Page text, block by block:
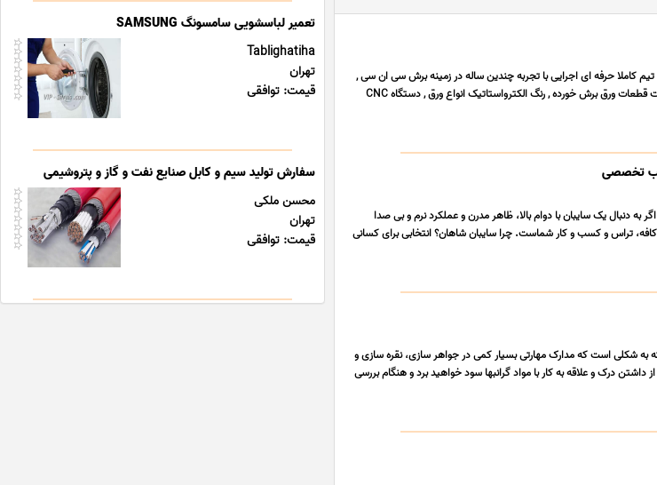
کاملا حرفه ای اجرایی با تجربه چندین ساله در زمینه برش سی ان سی ,
برش لیزری , برش لیزری قطعه با ابعاد میلیمتری , سندبلاست قطعات ورق برش خورده , رنگ الکترواستاتیک انواع ورق , دستگاه CNC
تخصصی
دنبال یک سایبان با دوام بالا، ظاهر مدرن و عملکرد نرم و بی صدا
تراس و کسب و کار شماست. چرا سایبان شاهان؟ انتخابی برای کسانی
به شکلی است که مدارک مهارتی بسیار کمی در جواهر سازی، نقره سازی و
داشتن درک و علاقه به کار با مواد گرانبها سود خواهید برد و هنگام بررسی
تعمیر لباسشویی سامسونگ SAMSUNG
Tablighatiha
تهران
قیمت: توافقی
سفارش تولید سیم و کابل صنایع نفت و گاز و پتروشیمی
محسن ملکی
تهران
قیمت: توافقی